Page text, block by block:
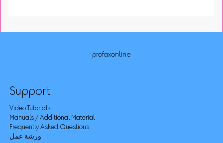
profaxonline
Support
Video Tutorials
Manuals / Additional Material
Frequently Asked Questions
ورشة عمل